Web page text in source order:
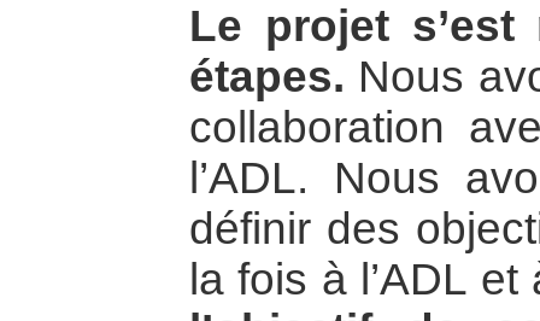
Le projet
étapes. Nous
collaboration
l’ADL. Nous
définir des
la fois à l’ADL